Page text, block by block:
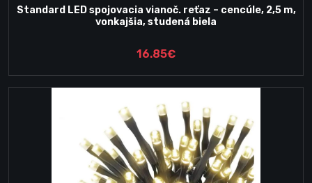
Standard LED spojovacia vianoč. reťaz – cencúle, 2,5 m,
vonkajšia, studená biela
16.85€